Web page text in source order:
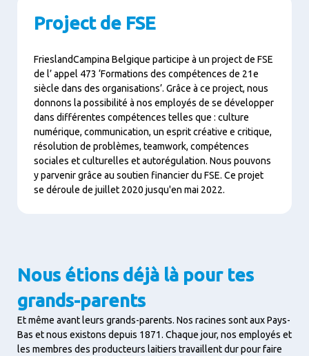
Project de FSE
FrieslandCampina Belgique participe à un project de FSE
de l’ appel 473 ‘Formations des compétences de 21e
siècle dans des organisations’. Grâce à ce project, nous
donnons la possibilité à nos employés de se développer
dans différentes compétences telles que : culture
numérique, communication, un esprit créative e critique,
résolution de problèmes, teamwork, compétences
sociales et culturelles et autorégulation. Nous pouvons
y parvenir grâce au soutien financier du FSE. Ce projet
se déroule de juillet 2020 jusqu'en mai 2022.
Nous étions déjà là pour tes
grands-parents
Et même avant leurs grands-parents. Nos racines sont aux Pays-
Bas et nous existons depuis 1871. Chaque jour, nos employés et
les membres des producteurs laitiers travaillent dur pour faire